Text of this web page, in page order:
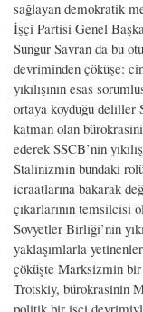
sağlayan demokratik
İşçi Partisi Genel
Sungur Savran da bu
devriminden çöküşe:
yıkılışının esas
ortaya koyduğu deliller
katman olan
ederek SSCB’nin
Stalinizmin bundaki
icraatlarına bakarak
çıkarlarının temsilcisi
Sovyetler Birliği’nin
yaklaşımlarla
çöküşte Marksizmin bir
Trotskiy, bürokrasinin